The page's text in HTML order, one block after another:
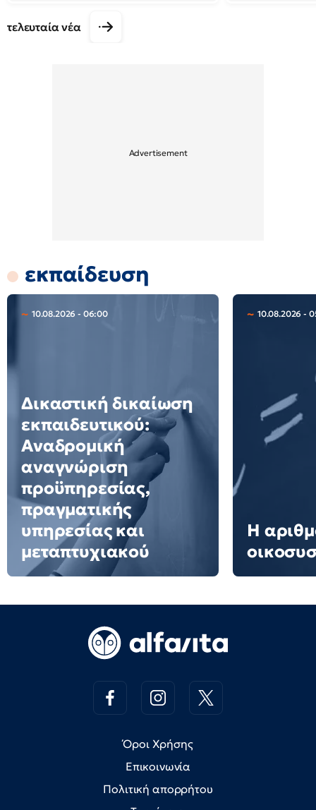
τελευταία νέα
εκπαίδευση
10.08.2026 - 06:00
Δικαστική δικαίωση
εκπαιδευτικού:
Αναδρομική
αναγνώριση
προϋπηρεσίας,
πραγματικής
υπηρεσίας και
μεταπτυχιακού
10.08.2026 -
Η
Όροι Χρήσης
Επικοινωνία
Πολιτική απορρήτου